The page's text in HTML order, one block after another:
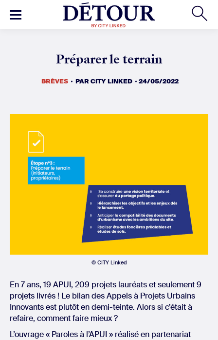
BRÈVES PARCITY LINKED 24/05/2022
© CITY Linked
En 7 ans, 19 APUI, 209 projets lauréats et seulement 9
projets livrés ! Le bilan des Appels à Projets Urbains
Innovants est plutôt en demi-teinte. Alors si c’était à
refaire, comment faire mieux ?
L’ouvrage « Paroles à l’APUI » réalisé en partenariat